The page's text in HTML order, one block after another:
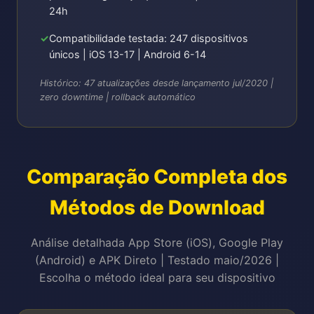
24h
Compatibilidade testada: 247 dispositivos
únicos | iOS 13-17 | Android 6-14
Histórico: 47 atualizações desde lançamento jul/2020 |
zero downtime | rollback automático
Comparação Completa dos
Métodos de Download
Análise detalhada App Store (iOS), Google Play
(Android) e APK Direto | Testado maio/2026 |
Escolha o método ideal para seu dispositivo